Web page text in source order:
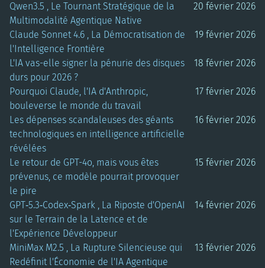
Qwen3.5 , Le Tournant Stratégique de la
Multimodalité Agentique Native
20 février 2026
Claude Sonnet 4.6 , La Démocratisation de
l'Intelligence Frontière
19 février 2026
L'IA vas-elle signer la pénurie des disques
durs pour 2026 ?
18 février 2026
Pourquoi Claude, l'IA d'Anthropic,
bouleverse le monde du travail
17 février 2026
Les dépenses scandaleuses des géants
technologiques en intelligence artificielle
révélées
16 février 2026
Le retour de GPT-4o, mais vous êtes
prévenus, ce modèle pourrait provoquer
le pire
15 février 2026
GPT‑5.3‑Codex‑Spark , La Riposte d'OpenAI
sur le Terrain de la Latence et de
l'Expérience Développeur
14 février 2026
MiniMax M2.5 , La Rupture Silencieuse qui
Redéfinit l'Économie de l'IA Agentique
13 février 2026